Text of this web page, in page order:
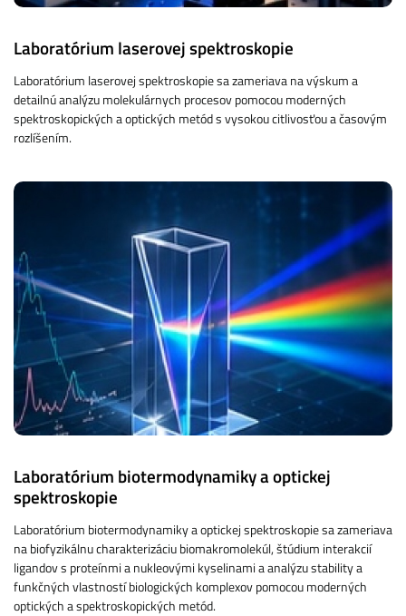
Laboratórium laserovej spektroskopie
Laboratórium laserovej spektroskopie sa zameriava na výskum a
detailnú analýzu molekulárnych procesov pomocou moderných
spektroskopických a optických metód s vysokou citlivosťou a časovým
rozlíšením.
Laboratórium biotermodynamiky a optickej
spektroskopie
Laboratórium biotermodynamiky a optickej spektroskopie sa zameriava
na biofyzikálnu charakterizáciu biomakromolekúl, štúdium interakcií
ligandov s proteínmi a nukleovými kyselinami a analýzu stability a
funkčných vlastností biologických komplexov pomocou moderných
optických a spektroskopických metód.